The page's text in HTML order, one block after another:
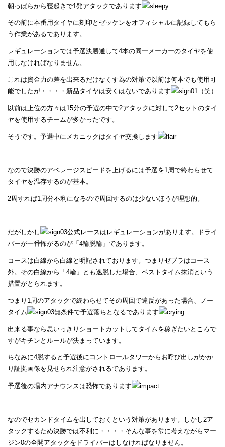
朝っぱらから寝起きで1発アタックであります
その前に本番用タイヤに刻印とゼッケンをオフィシャルに記録してもら
う作業があるであります。
レギュレーションでは予選決勝通して4本の同一メーカーのタイヤを使
用しなければなりません。
これは資金力の差を出来るだけなくす為の対策で以前は何本でも使用可
能でしたが・・・・新品タイヤは安くはないであります
（笑）
以前は上位の方々は15分の予選の中で2アタックに対して2セットのタイ
ヤを使用するチームが多かったです。
そうです。予選中にメカニックはタイヤ交換します
なので決勝のアベレージスピードを上げるには予選を1周で終わらせて
タイヤを温存するのが基本。
2周すれば1周分不利になるので周回するのは少ないほうが理想的。
だがしかし
公式レースはレギュレーションがあります。ドライ
バーが一番怖がるのが「4輪脱輪」であります。
コースは白線から白線と明記されております。つまりゼブラはコース
外。その白線から「4輪」とも逸脱した場合、ベストタイム抹消という
措置がとられます。
つまり1周のアタックで終わらせてその周回で違反があった場合、ノー
タイム
無条件で予選落ちとなるであります
出来る事なら思いっきりショートカットしてタイムを稼ぎたいところで
すがキチンとルールが決まっています。
ちなみに4脱すると予選後にコントロールタワーからお呼び出しがかか
り証拠画像を見せられ注意がされるであります。
予選後の場内アナウンスは恐怖であります
なのでセカンドタイムを出しておくという対策があります。しかし2ア
タックするため決勝では不利に・・・・そんな事を常に考えながらマー
ジン0の全開アタックをドライバーはしなければなりません。